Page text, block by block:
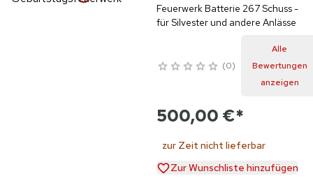
Feuerwerk Batterie 267 Schuss -
für Silvester und andere Anlässe
0
Alle
Bewertungen
anzeigen
500,00 €*
zur Zeit nicht lieferbar
Zur Wunschliste hinzufügen